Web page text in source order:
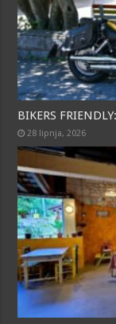
BIKERS
28 lipnja, 2026